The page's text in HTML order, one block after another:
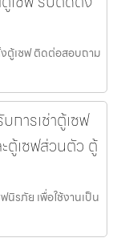
ตู้เซฟ ติดต่อสอบถาม
การเช่าตู้เซฟ
ตู้เซฟส่วนตัว ตู้
นิรภัย เพื่อใช้งานเป็น